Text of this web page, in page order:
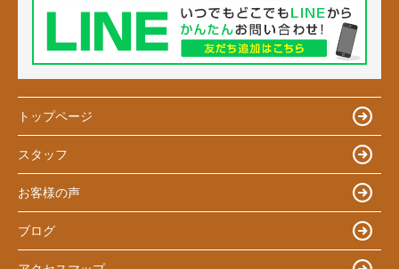
トップページ
スタッフ
お客様の声
ブログ